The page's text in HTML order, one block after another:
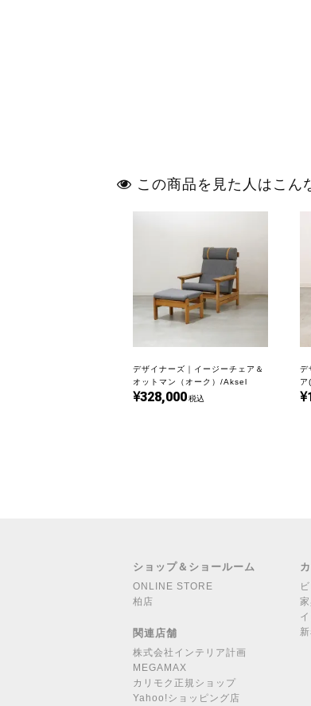
この商品を見た人はこん
デザイナーズ｜イージーチェア＆
オットマン（オーク）/Aksel
Dahl｜UD12221
328,000税込
デ
ア
ヨ
ショップ＆ショールーム
ONLINE STORE
柏店
関連店舗
株式会社インテリア計画
MEGAMAX
カリモク正規ショップ
Yahoo!ショッピング店